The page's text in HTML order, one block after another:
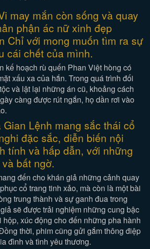
may mắn còn sống và quay
phận ác nữ xinh đẹp
Chỉ với mong muốn tìm ra sự
cái chết của mình.
kế hoạch rù quến Phan Việt hòng có
xấu xa của hắn. Trong quá trình đối
và lật lại những án cũ, khoảng cách
càng được rút ngắn, họ dần rơi vào
Gian Lệnh mang sắc thái cổ
đặc sắc, diễn biến nội
tính và hấp dẫn, với những
bất ngờ.
đến cho khán giả những cảnh quay
cổ trang tinh xảo, mà còn là một bài
trung thành và sự ganh đua trong
sẽ được trải nghiệm những cung bậc
hộp, xúc động cho đến những pha hành
thời, phim cũng gửi gắm thông điệp
đình và tình yêu thương.